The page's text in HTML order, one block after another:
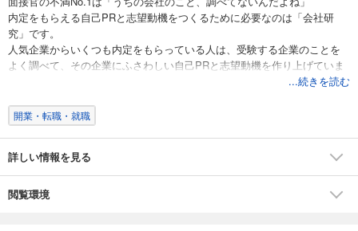
内定をもらえる自己PRと志望動機をつくるために必要なのは「会社研
究」です。
人気企業からいくつも内定をもらっている人は、受験する企業のことを
よく調べて、その企業にふさわしい自己PRと志望動機を作り上げていま
で、この部分で差がつくのです。
本書では、人気7業界の企業分析をとおして「自己PR」と「志望動機」を
す。
■本書で分析した企業
（1）電機業界（パナソニックvs.ソニー）
...続きを読む
開業・転職・就職
詳しい情報を見る
閲覧環境